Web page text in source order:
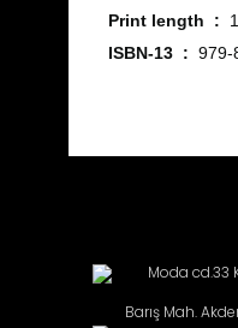
Print length ‏ : ‎
ISBN-13 ‏ : ‎ 979-
Görüş ve
Ürün resmi
Ürün
Ürün fiyatı
Moda cd.33
Barış Mah.